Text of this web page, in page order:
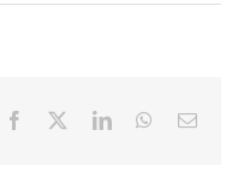
Facebook LinkedInWhatsApp
Correo